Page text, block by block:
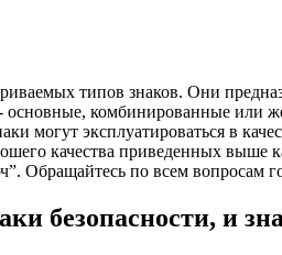
типов знаков. Они
комбинированные или
могут эксплуатироваться в
качества приведенных
Обращайтесь по всем
и